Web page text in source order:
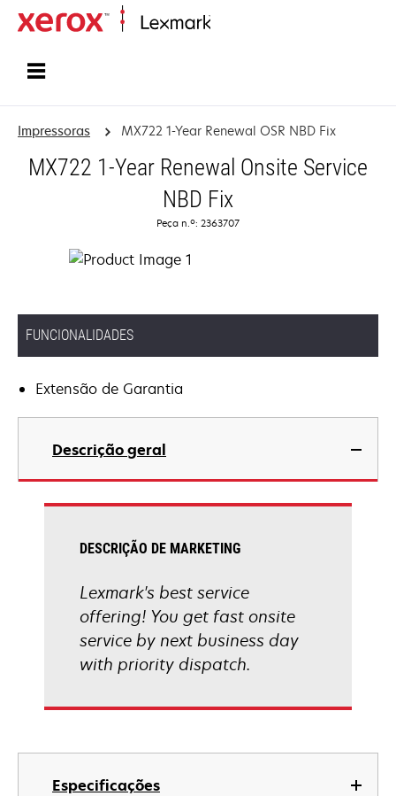
Impressoras MX722 1-Year Renewal OSR NBD Fix
MX722 1-Year Renewal Onsite Service
NBD Fix
Peça n.º: 2363707
FUNCIONALIDADES
Extensão de Garantia
Descrição geral
Especificações
DESCRIÇÃO DE MARKETING
Lexmark's best service
offering! You get fast onsite
service by next business day
with priority dispatch.